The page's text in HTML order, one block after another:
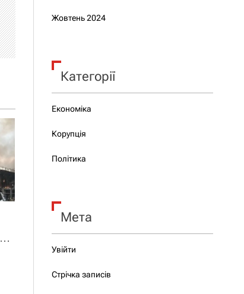
Жовтень 2024
Категорії
Економіка
Корупція
Політика
Мета
Увійти
Стрічка записів